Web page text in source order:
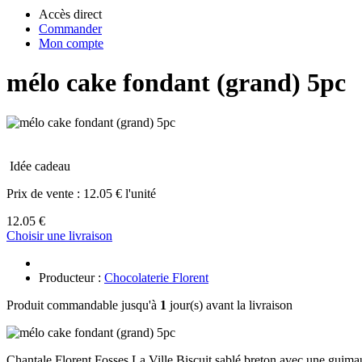
Accès direct
Commander
Mon compte
mélo cake fondant (grand) 5pc
Idée cadeau
Prix de vente : 12.05 € l'unité
12.05 €
Choisir une livraison
Producteur : Chocolaterie Florent
Produit commandable jusqu'à 1 jour(s) avant la livraison